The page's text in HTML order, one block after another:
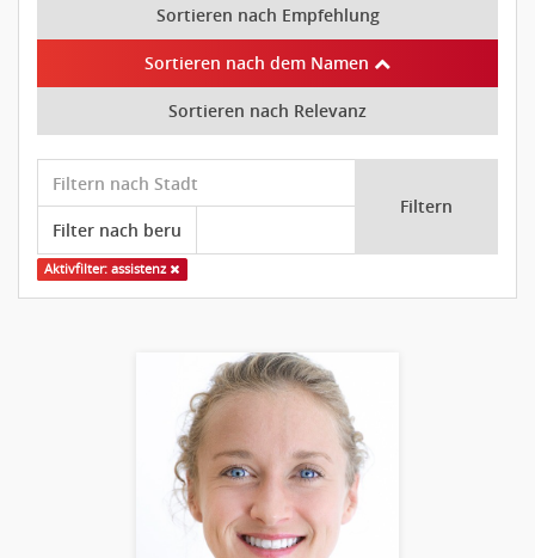
Sortieren nach Empfehlung
Sortieren nach dem Namen
Sortieren nach Relevanz
Filtern
Aktivfilter: assistenz